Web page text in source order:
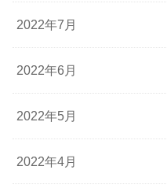
2022年7月
2022年6月
2022年5月
2022年4月